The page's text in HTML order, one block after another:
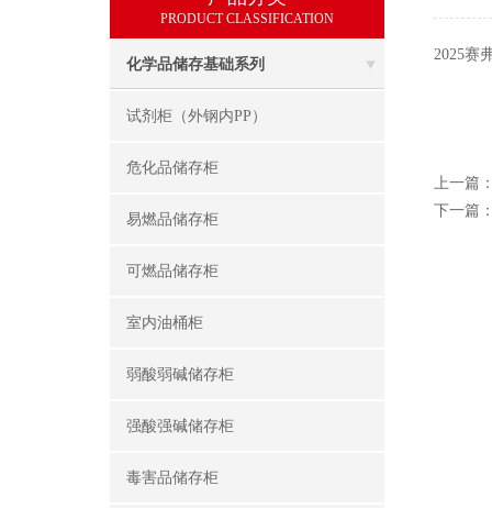
PRODUCT CLASSIFICATION
化学品储存基础系列
试剂柜（外钢内PP）
危化品储存柜
易燃品储存柜
可燃品储存柜
室内油桶柜
弱酸弱碱储存柜
强酸强碱储存柜
毒害品储存柜
2025赛
上一篇
下一篇